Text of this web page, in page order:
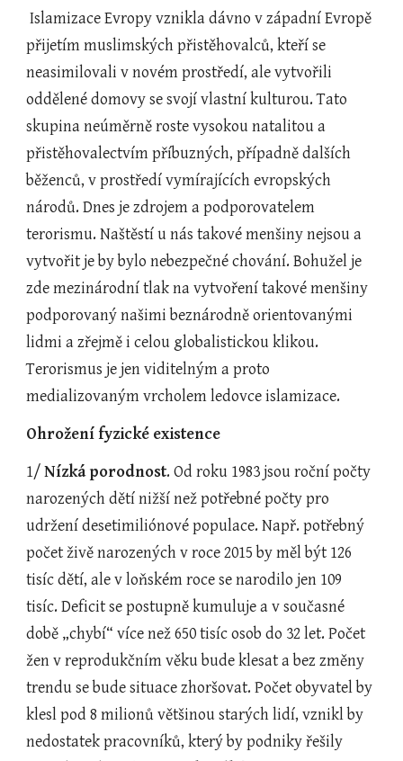
Islamizace Evropy vznikla dávno v západní Evropě
přijetím muslimských přistěhovalců, kteří se
neasimilovali v novém prostředí, ale vytvořili
oddělené domovy se svojí vlastní kulturou. Tato
skupina neúměrně roste vysokou natalitou a
přistěhovalectvím příbuzných, případně dalších
běženců, v prostředí vymírajících evropských
národů. Dnes je zdrojem a podporovatelem
terorismu. Naštěstí u nás takové menšiny nejsou a
vytvořit je by bylo nebezpečné chování. Bohužel je
zde mezinárodní tlak na vytvoření takové menšiny
podporovaný našimi beznárodně orientovanými
lidmi a zřejmě i celou globalistickou klikou.
Terorismus je jen viditelným a proto
medializovaným vrcholem ledovce islamizace.
Ohrožení fyzické existence
1/ Nízká porodnost. Od roku 1983 jsou roční počty
narozených dětí nižší než potřebné počty pro
udržení desetimiliónové populace. Např. potřebný
počet živě narozených v roce 2015 by měl být 126
tisíc dětí, ale v loňském roce se narodilo jen 109
tisíc. Deficit se postupně kumuluje a v současné
době „chybí“ více než 650 tisíc osob do 32 let. Počet
žen v reprodukčním věku bude klesat a bez změny
trendu se bude situace zhoršovat. Počet obyvatel by
klesl pod 8 milionů většinou starých lidí, vznikl by
nedostatek pracovníků, který by podniky řešily